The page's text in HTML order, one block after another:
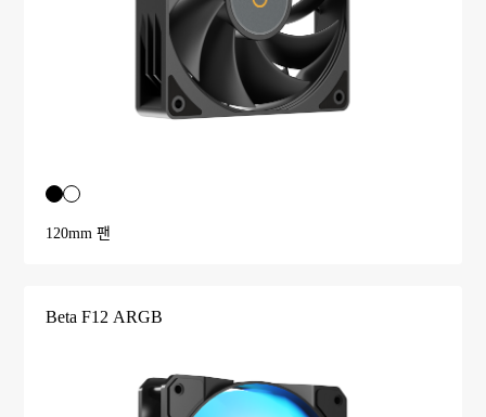
120mm 팬
Beta F12 ARGB